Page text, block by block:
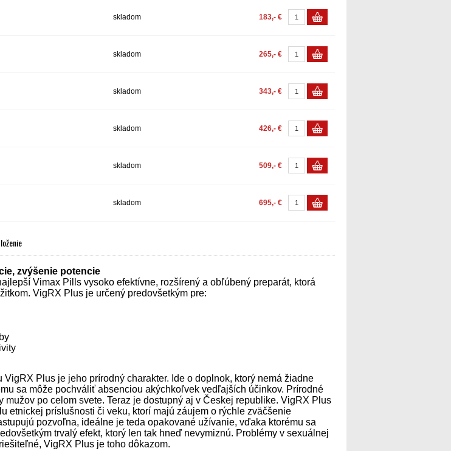
skladom 183,- €
skladom 265,- €
skladom 343,- €
skladom 426,- €
skladom 509,- €
skladom 695,- €
zvýšenie potencie
Vimax Pills vysoko efektívne, rozšírený a obľúbený preparát, ktorá
VigRX Plus je určený predovšetkým pre:
VigRX Plus je jeho prírodný charakter. Ide o doplnok, ktorý nemá žiadne
sa môže pochváliť absenciou akýchkoľvek vedľajších účinkov. Prírodné
po celom svete. Teraz je dostupný aj v Českej republike. VigRX Plus
etnickej príslušnosti či veku, ktorí majú záujem o rýchle zväčšenie
pozvoľna, ideálne je teda opakované užívanie, vďaka ktorému sa
trvalý efekt, ktorý len tak hneď nevymiznú. Problémy v sexuálnej
VigRX Plus je toho dôkazom.